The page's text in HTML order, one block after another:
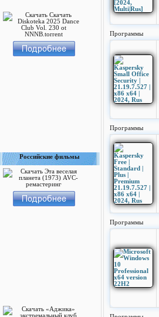
Российские фильмы
Программы
Программы
Программы